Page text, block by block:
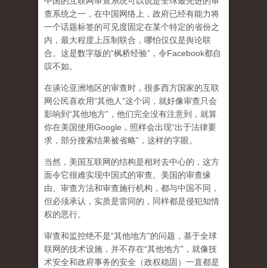
查系统之一，在中国网络上，政府已经有能力将
一个话题标签的可见度固定在某个特定的省份之
内，最大程度上压制联合 ，哪怕仅仅是舆论联
合。这是数字版的“枫桥经验”，令Facebook都自
叹不如。
在谈论亚洲地区的审查时，很多西方国家的互联
网公民喜欢用“其他人”这个词，就好像审查只会
影响到“其他地方”，他们完全没有注意到， 就算
你在美国使用Google，照样会出现“出于法律要
求，部分搜索结果被省略”，这样的字眼。
当然，美国互联网的结构是相对去中心的，这方
面令它很难实现中国式的审查。美国的审查缘
由、审查方法和审查施行机构，都与中国不同，
但必须承认， 实质是雷同的，同样都是侵犯知情
权的恶行。
审查和监控绝不是“其他地方”的问题，基于全球
联网的技术设施，并不存在“其他地方”，就像技
术安全和政府事务的安全（政权稳固）一直都是